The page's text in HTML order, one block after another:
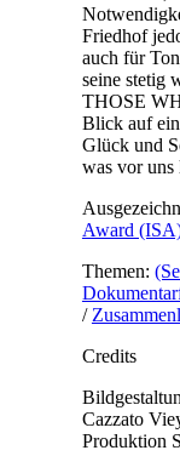
Friedhof
auch für
seine stetig
THOSE
Blick auf
Glück und
was vor uns
Award
Themen:
/
Credits
Cazzato
Produktion